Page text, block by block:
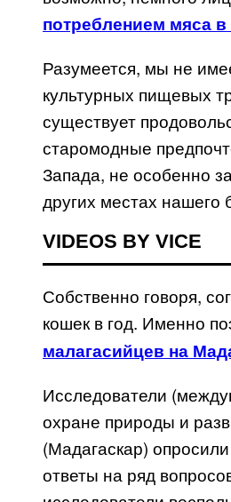
потреблением мяса
Разумеется, мы не
культурных пищевых
существует
старомодные
Запада, не особенно
других местах нашего
VIDEOS BY VICE
Собственно говоря,
кошек в год. Именно
малагасийцев на
Исследователи
охране природы и
(Мадагаскар)
ответы на ряд